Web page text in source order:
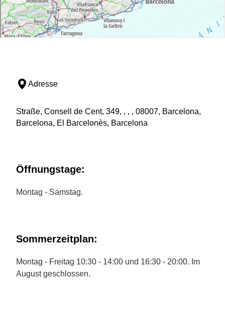
Adresse
Straße, Consell de Cent, 349, , , , 08007, Barcelona,
Barcelona, El Barcelonès, Barcelona
Öffnungstage:
Montag - Samstag.
Sommerzeitplan:
Montag - Freitag 10:30 - 14:00 und 16:30 - 20:00. Im
August geschlossen.